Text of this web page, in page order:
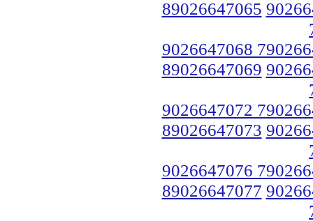
89026647065
9026647068
89026647069
9026647072
89026647073
9026647076
89026647077